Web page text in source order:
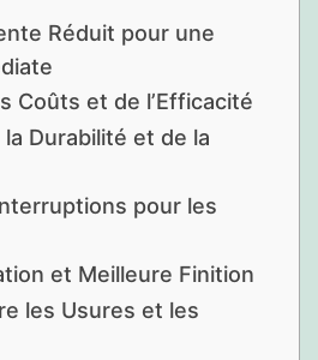
Réduit pour une
Coûts et de l’Efficacité
Durabilité et de la
pour les
et Meilleure Finition
les Usures et les